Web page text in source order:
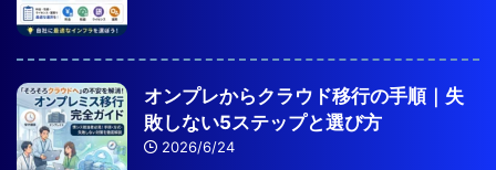
オンプレからクラウド移行の手順｜失
敗しない5ステップと選び方
2026/6/24